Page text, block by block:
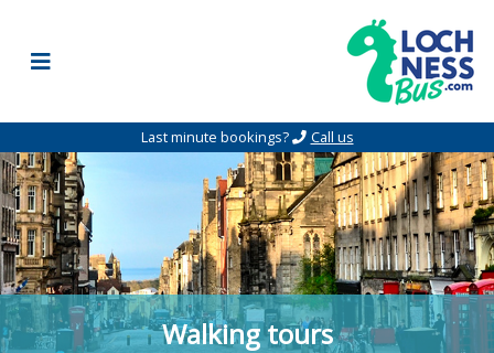
Last minute bookings? Call us
Walking tours